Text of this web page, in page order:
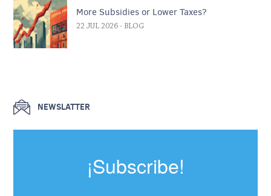
More Subsidies or Lower Taxes?
22 JUL 2026 - BLOG
NEWSLATTER
¡Subscribe!